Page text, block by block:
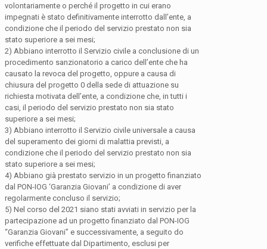
volontariamente o perché il progetto in cui erano
impegnati è stato definitivamente interrotto dall’ente, a
condizione che il periodo del servizio prestato non sia
stato superiore a sei mesi;
2) Abbiano interrotto il Servizio civile a conclusione di un
procedimento sanzionatorio a carico dell’ente che ha
causato la revoca del progetto, oppure a causa di
chiusura del progetto 0 della sede di attuazione su
richiesta motivata dell’ente, a condizione che, in tutti i
casi, il periodo del servizio prestato non sia stato
superiore a sei mesi;
3) Abbiano interrotto il Servizio civile universale a causa
del superamento dei giorni di malattia previsti, a
condizione che il periodo del servizio prestato non sia
stato superiore a sei mesi;
4) Abbiano già prestato servizio in un progetto finanziato
dal PON-IOG ‘Garanzia Giovani’ a condizione di aver
regolarmente concluso il servizio;
5) Nel corso del 2021 siano stati avviati in servizio per la
partecipazione ad un progetto finanziato dal PON-IOG
“Garanzia Giovani” e successivamente, a seguito do
verifiche effettuate dal Dipartimento, esclusi per